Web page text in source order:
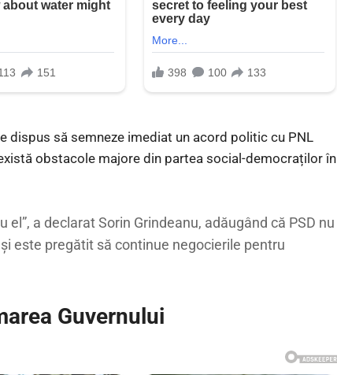
dispus să semneze imediat un acord politic cu PNL
obstacole majore din partea social-democraților în
el”, a declarat Sorin Grindeanu, adăugând că PSD nu
este pregătit să continue negocierile pentru
Guvernului